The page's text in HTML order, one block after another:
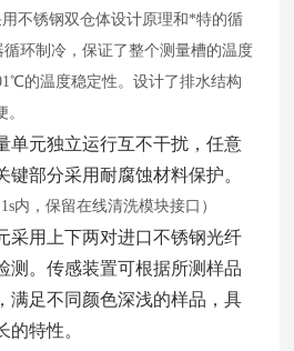
不锈钢双仓体设计原理和*特的循
环制冷，保证了整个测量槽的温度
的温度稳定性。设计了排水结构
单元独立运行互不干扰，任意
键部分采用耐腐蚀材料保护。
内，保留在线清洗模块接口）
采用上下两对进口不锈钢光纤
测。传感装置可根据所测样品
满足不同颜色深浅的样品，具
的特性。